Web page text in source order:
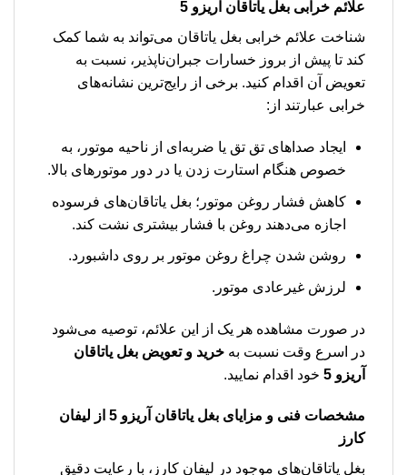
علائم خرابی بغل یاتاقان آریزو 5
شناخت علائم خرابی بغل یاتاقان می‌تواند به شما کمک
کند تا پیش از بروز خسارات جبران‌ناپذیر، نسبت به
تعویض آن اقدام کنید. برخی از رایج‌ترین نشانه‌های
خرابی عبارتند از:
ایجاد صداهای تق تق یا ضربه‌ای از ناحیه موتور، به
خصوص هنگام استارت زدن یا در دور موتورهای بالا.
کاهش فشار روغن موتور؛ بغل یاتاقان‌های فرسوده
اجازه می‌دهند روغن با فشار بیشتری نشت کند.
روشن شدن چراغ روغن موتور بر روی داشبورد.
لرزش غیرعادی موتور.
در صورت مشاهده هر یک از این علائم، توصیه می‌شود
در اسرع وقت نسبت به خرید و تعویض بغل یاتاقان
آریزو 5
خود اقدام نمایید.
مشخصات فنی و مزایای بغل یاتاقان آریزو 5 از لیفان
کارز
بغل یاتاقان‌های موجود در لیفان کارز، با رعایت دقیق